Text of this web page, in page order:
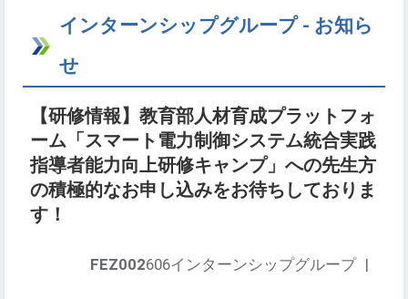
インターンシップグループ - お知ら
せ
【研修情報】教育部人材育成プラットフォ
ーム「スマート電力制御システム統合実践
指導者能力向上研修キャンプ」への先生方
の積極的なお申し込みをお待ちしておりま
す！
FEZ002606インターンシップグループ |